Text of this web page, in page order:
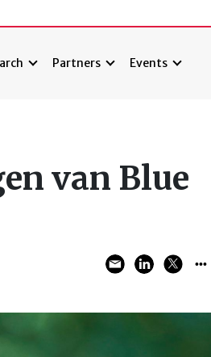
Partners Events
van Blue